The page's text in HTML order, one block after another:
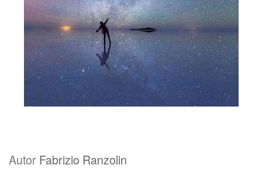
Autor Fabrizio Ranzolin